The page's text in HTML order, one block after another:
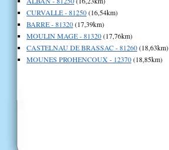
CURVALLE - 81250(16,54km)
BARRE - 81320(17,39km)
MOULIN MAGE - 81320(17,76km)
CASTELNAU DE BRASSAC - 81260(18,63km)
MOUNES PROHENCOUX - 12370(18,85km)